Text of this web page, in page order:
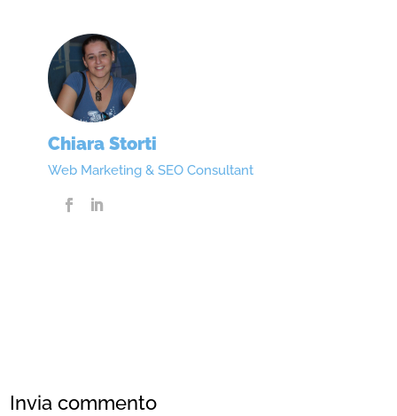
Chiara Storti
Web Marketing & SEO Consultant
Invia commento